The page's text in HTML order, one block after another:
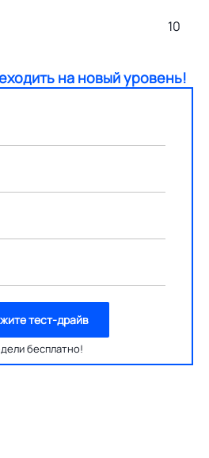
10
на новый уровень!
тест-драйв
бесплатно!